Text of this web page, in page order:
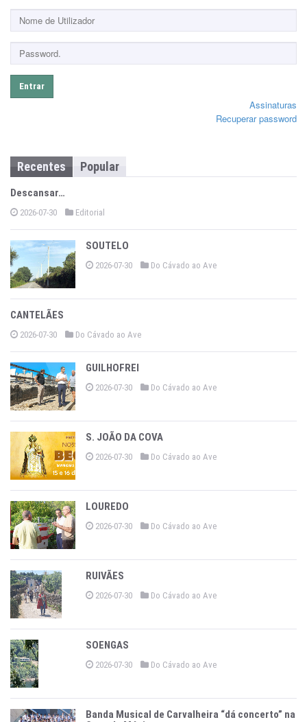
Entrar
Assinaturas
Recuperar password
Recentes Popular
Descansar…
2026-07-30 Editorial
SOUTELO
2026-07-30 Do Cávado ao Ave
CANTELÃES
2026-07-30 Do Cávado ao Ave
GUILHOFREI
2026-07-30 Do Cávado ao Ave
S. JOÃO DA COVA
2026-07-30 Do Cávado ao Ave
LOUREDO
2026-07-30 Do Cávado ao Ave
RUIVÃES
2026-07-30 Do Cávado ao Ave
SOENGAS
2026-07-30 Do Cávado ao Ave
Banda Musical de Carvalheira “dá concerto” na